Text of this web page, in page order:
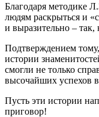
Благодаря методике
людям раскрыться и
и выразительно –
Подтверждением
истории
смогли не только
высочайших успехов
Пусть эти истории
приговор!